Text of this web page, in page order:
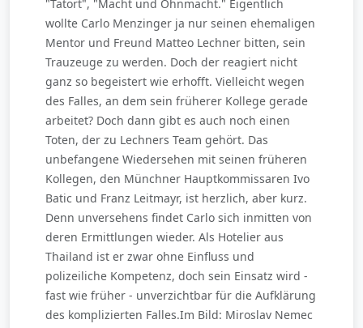
"Tatort", "Macht und Ohnmacht." Eigentlich
wollte Carlo Menzinger ja nur seinen ehemaligen
Mentor und Freund Matteo Lechner bitten, sein
Trauzeuge zu werden. Doch der reagiert nicht
ganz so begeistert wie erhofft. Vielleicht wegen
des Falles, an dem sein früherer Kollege gerade
arbeitet? Doch dann gibt es auch noch einen
Toten, der zu Lechners Team gehört. Das
unbefangene Wiedersehen mit seinen früheren
Kollegen, den Münchner Hauptkommissaren Ivo
Batic und Franz Leitmayr, ist herzlich, aber kurz.
Denn unversehens findet Carlo sich inmitten von
deren Ermittlungen wieder. Als Hotelier aus
Thailand ist er zwar ohne Einfluss und
polizeiliche Kompetenz, doch sein Einsatz wird -
fast wie früher - unverzichtbar für die Aufklärung
des komplizierten Falles.Im Bild: Miroslav Nemec